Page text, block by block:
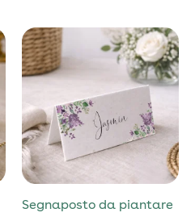
Segnaposto da piantare